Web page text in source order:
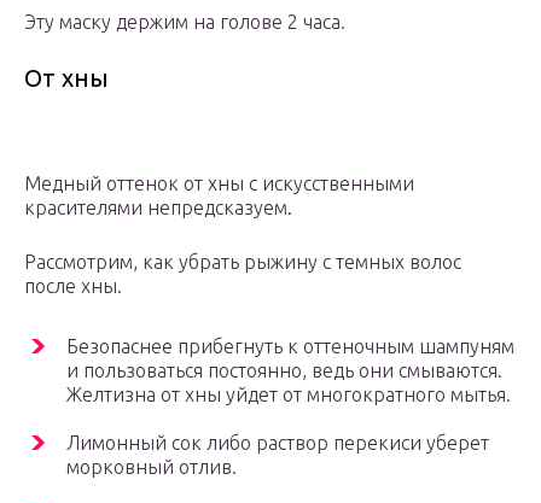
Эту маску держим на голове 2 часа.
От хны
Медный оттенок от хны с искусственными
красителями непредсказуем.
Рассмотрим, как убрать рыжину с темных волос
после хны.
Безопаснее прибегнуть к оттеночным шампуням
и пользоваться постоянно, ведь они смываются.
Желтизна от хны уйдет от многократного мытья.
Лимонный сок либо раствор перекиси уберет
морковный отлив.